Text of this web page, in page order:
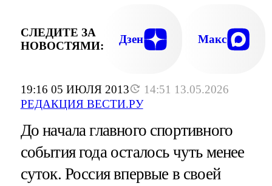
19:16 05 ИЮЛЯ 2013
14:51 13.05.2026
РЕДАКЦИЯ ВЕСТИ.РУ
СЛЕДИТЕ ЗА
НОВОСТЯМИ:
Дзен Макс
До начала главного спортивного
события года осталось чуть менее
суток. Россия впервые в своей